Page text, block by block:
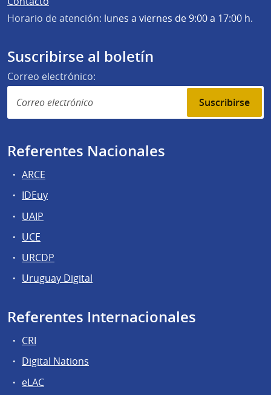
Horario de atención: lunes a viernes de 9:00 a 17:00 h.
Suscribirse al boletín
Correo electrónico:
Suscribirse
Referentes Nacionales
ARCE
IDEuy
UAIP
UCE
URCDP
Uruguay Digital
Referentes Internacionales
CRI
Digital Nations
eLAC